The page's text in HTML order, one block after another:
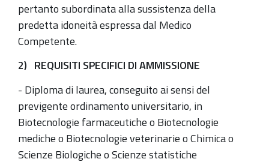
pertanto subordinata alla sussistenza della
predetta idoneità espressa dal Medico
Competente.
2) REQUISITI SPECIFICI DI AMMISSIONE
- Diploma di laurea, conseguito ai sensi del
previgente ordinamento universitario, in
Biotecnologie farmaceutiche o Biotecnologie
mediche o Biotecnologie veterinarie o Chimica o
Scienze Biologiche o Scienze statistiche